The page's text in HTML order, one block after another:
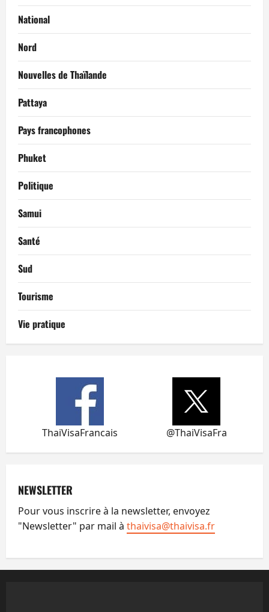
National
Nord
Nouvelles de Thaïlande
Pattaya
Pays francophones
Phuket
Politique
Samui
Santé
Sud
Tourisme
Vie pratique
ThaiVisaFrancais @ThaiVisaFra
NEWSLETTER
Pour vous inscrire à la newsletter, envoyez
"Newsletter" par mail à thaivisa@thaivisa.fr